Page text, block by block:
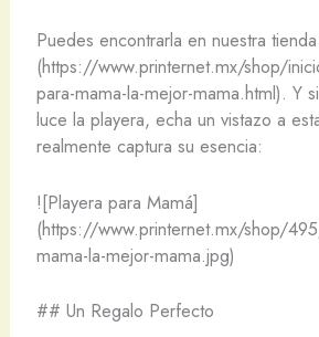
Puedes encontrarla en nuestra
(https://www.printernet.mx/shop/
para-mama-la-mejor-mama.html). Y
luce la playera, echa un vistazo a
realmente captura su esencia:
![Playera para Mamá]
(https://www.printernet.mx/shop/
mama-la-mejor-mama.jpg)
## Un Regalo Perfecto